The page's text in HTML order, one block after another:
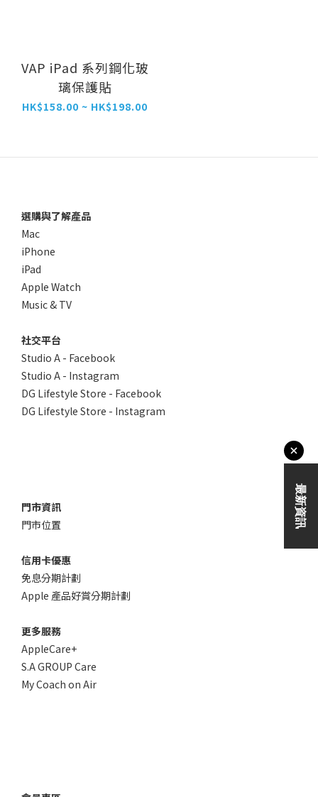
VAP iPad 系列鋼化玻
璃保護貼
HK$158.00 ~ HK$198.00
選購與了解產品
Mac
iPhone
iPad
Apple Watch
Music & TV
社交平台
Studio A - Facebook
Studio A - Instagram
DG Lifestyle Store - Facebook
DG Lifestyle Store - Instagram
門市資訊
門市位置
信用卡優惠
免息分期計劃
Apple 產品好賞分期計劃
更多服務
AppleCare+
S.A GROUP Care
My Coach on Air